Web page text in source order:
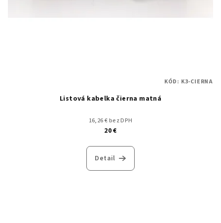
Listová kabelka čierna matná
16,26 € bez DPH
20 €
Detail
KÓD: K3-CIERNA